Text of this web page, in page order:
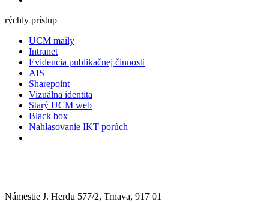
rýchly prístup
UCM maily
Intranet
Evidencia publikačnej činnosti
AIS
Sharepoint
Vizuálna identita
Starý UCM web
Black box
Nahlasovanie IKT porúch
Námestie J. Herdu 577/2, Trnava, 917 01